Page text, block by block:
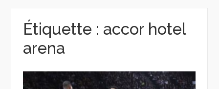
Étiquette : accor hotel
arena